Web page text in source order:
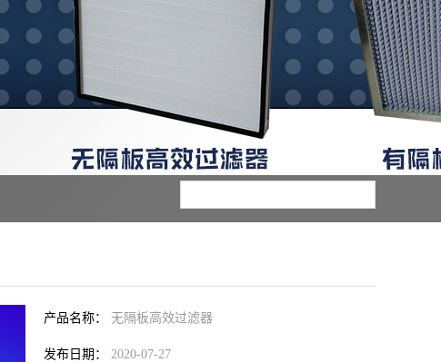
产品名称： 无隔板高效过滤器
发布日期： 2020-07-27